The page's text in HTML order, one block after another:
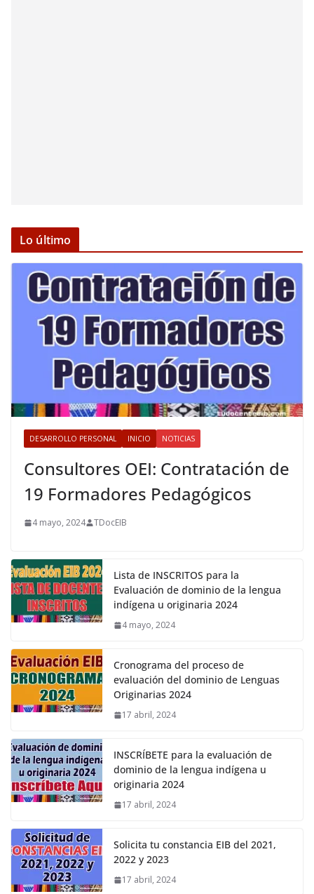
Lo último
DESARROLLO PERSONAL INICIO NOTICIAS
Consultores OEI: Contratación de
19 Formadores Pedagógicos
4 mayo, 2024 TDocEIB
Lista de INSCRITOS para la
Evaluación de dominio de la lengua
indígena u originaria 2024
4 mayo, 2024
Cronograma del proceso de
evaluación del dominio de Lenguas
Originarias 2024
17 abril, 2024
INSCRÍBETE para la evaluación de
dominio de la lengua indígena u
originaria 2024
17 abril, 2024
Solicita tu constancia EIB del 2021,
2022 y 2023
17 abril, 2024